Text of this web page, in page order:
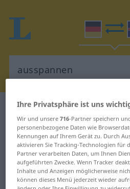
Deutsch-Isländisch
Deutsch-Isländisch
für "ausspannen"
"ausspannen"
Ihre Privatsphäre ist uns
Wir und unsere716-Partner speichern
personenbezogene Daten wie
Kennungen auf Ihrem Gerät zu. Durch
aktivieren Sie Tracking-Technologien für
Partner verarbeiten Daten, um Ihnen
aufgeführten Zwecke. Wenn Tracker
Inhalte und Anzeigen möglicherweise
können dieses Menü jederzeit wieder